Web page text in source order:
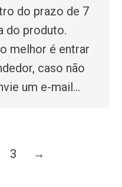
do prazo de 7
do produto.
melhor é entrar
caso não
um e-mail…
3 →